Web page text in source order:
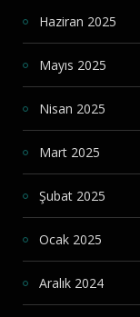
Haziran 2025
Mayıs 2025
Nisan 2025
Mart 2025
Şubat 2025
Ocak 2025
Aralık 2024